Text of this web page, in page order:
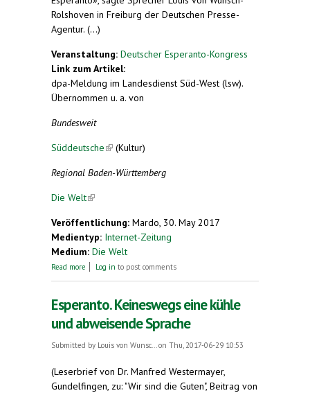
Rolshoven in Freiburg der Deutschen Presse-
Agentur. (...)
Veranstaltung: Deutscher Esperanto-Kongress
Link zum Artikel:
dpa-Meldung im Landesdienst Süd-West (lsw).
Übernommen u. a. von
Bundesweit
Süddeutsche(link is external)
(Kultur)
Regional Baden-Württemberg
Die Welt(link is external)
Veröffentlichung: Mardo, 30. May 2017
Medientyp: Internet-Zeitung
Medium: Die Welt
Read more about Esperanto-Bund fordert Sprach-Info an
Log in to post comments
Esperanto. Keineswegs eine kühle
und abweisende Sprache
Submitted by Louis von Wunsc... on Thu, 2017-06-29 10:53
(Leserbrief von Dr. Manfred Westermayer,
Gundelfingen, zu: "Wir sind die Guten", Beitrag von